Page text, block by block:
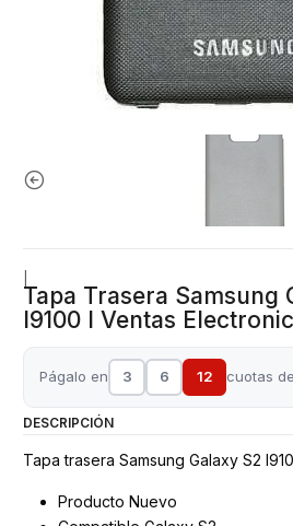
Tapa Trasera Samsung
I9100 I Ventas
Págalo en 3 6 12 cuotas de
DESCRIPCIÓN
Tapa trasera Samsung Galaxy S2
Producto Nuevo